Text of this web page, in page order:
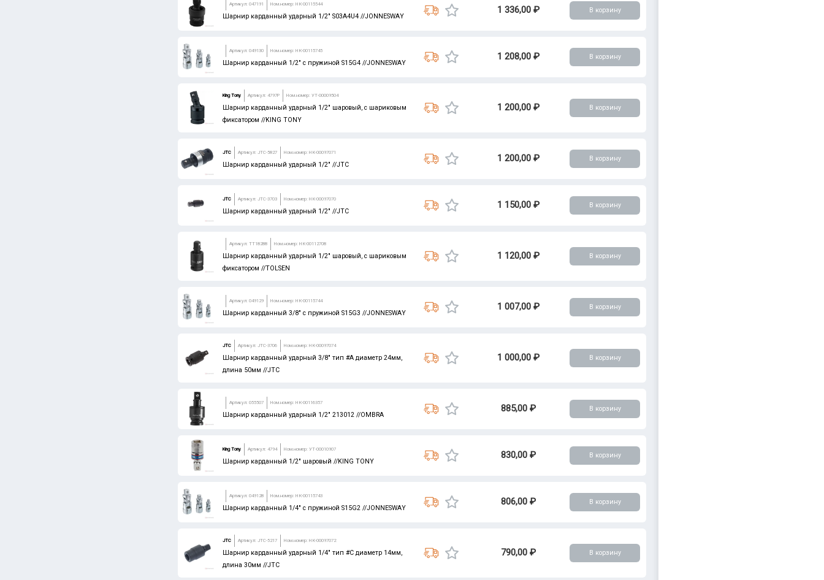
Артикул: 047191 Ном.номер: НК-00115544
Шарнир карданный ударный 1/2" S03A4U4 //JONNESWAY
1 336,00 ₽ В корзину
Артикул: 049130 Ном.номер: НК-00115745
Шарнир карданный 1/2" с пружиной S15G4 //JONNESWAY
1 208,00 ₽ В корзину
King Tony Артикул: 4797P Ном.номер: УТ-00009504
Шарнир карданный ударный 1/2" шаровый, с шариковым
фиксатором //KING TONY
1 200,00 ₽ В корзину
JTC Артикул: JTC-5827 Ном.номер: НК-00097071
Шарнир карданный ударный 1/2" //JTC
1 200,00 ₽ В корзину
JTC Артикул: JTC-3703 Ном.номер: НК-00097070
Шарнир карданный ударный 1/2" //JTC
1 150,00 ₽ В корзину
Артикул: TT18288 Ном.номер: НК-00112708
Шарнир карданный ударный 1/2" шаровый, с шариковым
фиксатором //TOLSEN
1 120,00 ₽ В корзину
Артикул: 049129 Ном.номер: НК-00115744
Шарнир карданный 3/8" с пружиной S15G3 //JONNESWAY
1 007,00 ₽ В корзину
JTC Артикул: JTC-3706 Ном.номер: НК-00097074
Шарнир карданный ударный 3/8" тип #A диаметр 24мм,
длина 50мм //JTC
1 000,00 ₽ В корзину
Артикул: 055507 Ном.номер: НК-00116357
Шарнир карданный ударный 1/2" 213012 //OMBRA
885,00 ₽ В корзину
King Tony Артикул: 4794 Ном.номер: УТ-00010907
Шарнир карданный 1/2" шаровый //KING TONY
830,00 ₽ В корзину
Артикул: 049128 Ном.номер: НК-00115743
Шарнир карданный 1/4" с пружиной S15G2 //JONNESWAY
806,00 ₽ В корзину
JTC Артикул: JTC-5217 Ном.номер: НК-00097072
Шарнир карданный ударный 1/4" тип #C диаметр 14мм,
длина 30мм //JTC
790,00 ₽ В корзину